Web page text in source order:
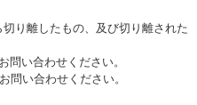
り離したもの、及び切り離された
問い合わせください。
問い合わせください。